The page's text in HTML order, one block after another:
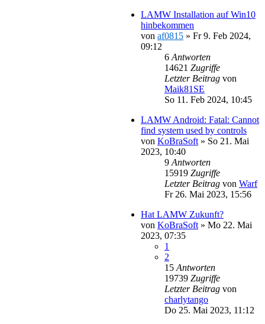
LAMW Installation auf Win10
hinbekommen
von af0815 » Fr 9. Feb 2024,
09:12
6 Antworten
14621 Zugriffe
Letzter Beitrag von
Maik81SE
So 11. Feb 2024, 10:45
LAMW Android: Fatal: Cannot
find system used by controls
von KoBraSoft » So 21. Mai
2023, 10:40
9 Antworten
15919 Zugriffe
Letzter Beitrag von Warf
Fr 26. Mai 2023, 15:56
Hat LAMW Zukunft?
von KoBraSoft » Mo 22. Mai
2023, 07:35
1
2
15 Antworten
19739 Zugriffe
Letzter Beitrag von
charlytango
Do 25. Mai 2023, 11:12